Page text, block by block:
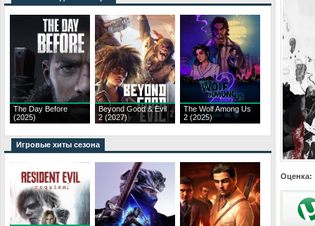
The Day Before
(2025)
Beyond Good & Evil
2 (2027)
The Wolf Among Us
2 (2025)
Игровые хиты сезона
Оценка: